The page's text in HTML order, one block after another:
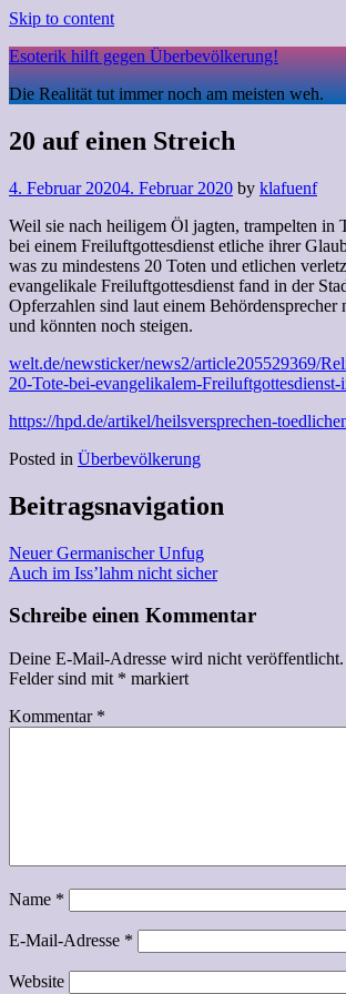
Skip to content
Esoterik hilft gegen Überbevölkerung!
Die Realität tut immer noch am meisten weh.
20 auf einen Streich
4. Februar 20204. Februar 2020 by klafuenf
Weil sie nach heiligem Öl jagten, trampelten in
bei einem Freiluftgottesdienst etliche ihrer
was zu mindestens 20 Toten und etlichen
evangelikale Freiluftgottesdienst fand in der
Opferzahlen sind laut einem
und könnten noch steigen.
welt.de/newsticker/news2/article205529369/
20-Tote-bei-evangelikalem-Freiluftgottesdienst-
https://hpd.de/artikel/heilsversprechen-
Posted in Überbevölkerung
Beitragsnavigation
Neuer Germanischer Unfug
Auch im Iss’lahm nicht sicher
Schreibe einen Kommentar
Deine E-Mail-Adresse wird nicht veröffentlicht.
Felder sind mit * markiert
Kommentar *
Name *
E-Mail-Adresse *
Website